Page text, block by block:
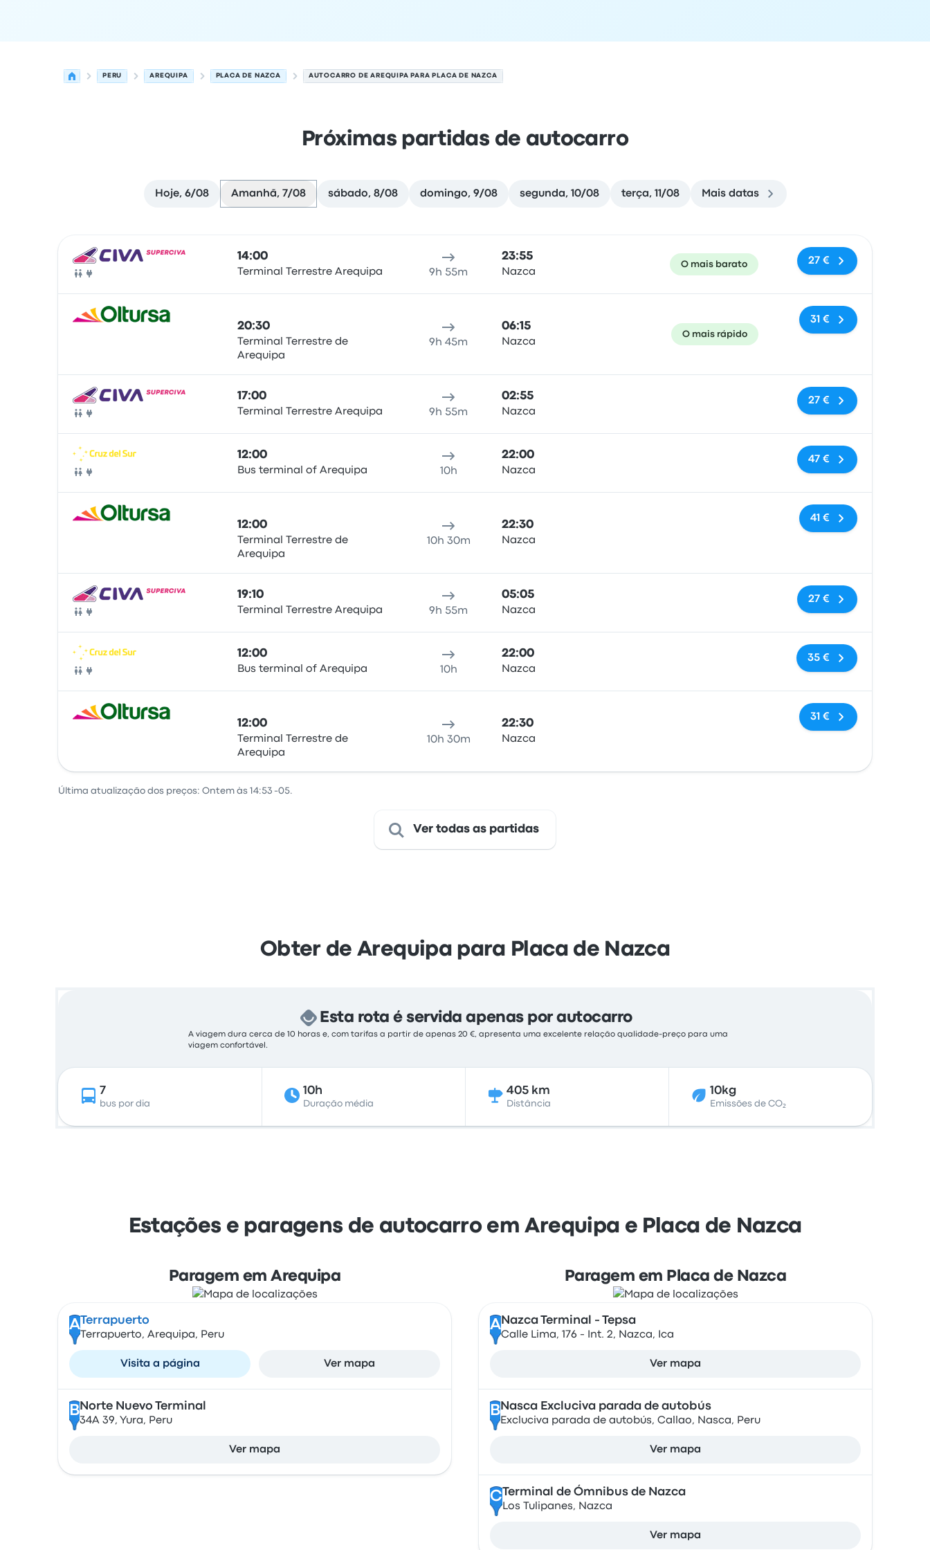
PERU AREQUIPA PLACA DE NAZCA AUTOCARRO DE AREQUIPA PARA PLACA DE NAZCA
Próximas partidas de autocarro
Hoje, 6/08 Amanhã, 7/08 sábado, 8/08 domingo, 9/08 segunda, 10/08 terça, 11/08 Mais datas
Autocarro
14:00
Terminal Terrestre Arequipa 9h 55m
23:55
Nazca
O mais barato 27 €
20:30
Terminal Terrestre de
Arequipa
9h 45m
06:15
Nazca
O mais rápido
31 €
Autocarro
17:00
Terminal Terrestre Arequipa 9h 55m
02:55
Nazca
Sem etiquetas
27 €
Autocarro
12:00
Bus terminal of Arequipa 10h
22:00
Nazca
Sem etiquetas
47 €
12:00
Terminal Terrestre de
Arequipa
10h 30m
22:30
Nazca
Sem etiquetas
41 €
Autocarro
19:10
Terminal Terrestre Arequipa 9h 55m
05:05
Nazca
Sem etiquetas
27 €
Autocarro
12:00
Bus terminal of Arequipa 10h
22:00
Nazca
Sem etiquetas
35 €
12:00
Terminal Terrestre de
Arequipa
10h 30m
22:30
Nazca
Sem etiquetas
31 €
Última atualização dos preços: Ontem às 14:53 -05.
Ver todas as partidas
Obter de Arequipa para Placa de Nazca
Esta rota é servida apenas por autocarro
A viagem dura cerca de 10 horas e, com tarifas a partir de apenas 20 €, apresenta uma excelente relação qualidade-preço para uma
viagem confortável.
7
bus por dia
10h
Duração média
405 km
Distância
10kg
Emissões de CO₂
Estações e paragens de autocarro em Arequipa e Placa de Nazca
Paragem em Arequipa
A Terrapuerto
Terrapuerto, Arequipa, Peru
Visita a página Ver mapa
B Norte Nuevo Terminal
34A 39, Yura, Peru
Ver mapa
Paragem em Placa de Nazca
A Nazca Terminal - Tepsa
Calle Lima, 176 - Int. 2, Nazca, Ica
Ver mapa
B Nasca Excluciva parada de autobús
Excluciva parada de autobús, Callao, Nasca, Peru
Ver mapa
CTerminal de Ómnibus de Nazca
Los Tulipanes, Nazca
Ver mapa